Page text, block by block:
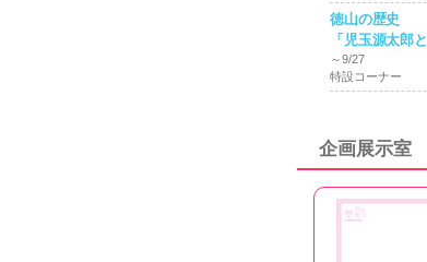
徳山の歴史
「児玉源太郎
～9/27
特設コーナー
企画展示室